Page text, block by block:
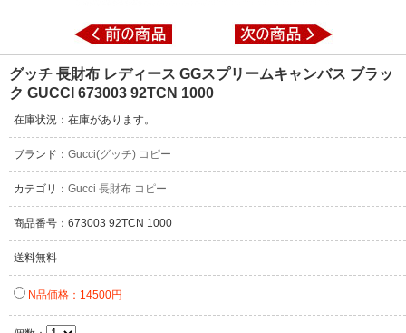
グッチ 長財布 レディース GGスプリームキャンバス ブラッ
ク GUCCI 673003 92TCN 1000
在庫状況：在庫があります。
ブランド： Gucci(グッチ) コピー
カテゴリ： Gucci 長財布 コピー
商品番号：673003 92TCN 1000
送料無料
N品価格：14500円